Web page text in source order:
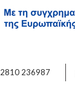
2810 236987